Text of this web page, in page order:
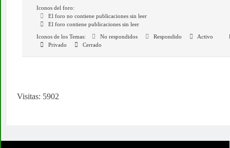
Iconos del foro:
El foro no contiene publicaciones sin leer
El foro contiene publicaciones sin leer
Iconos de los Temas:
No respondidos Respondido Activo
Privado
Cerrado
Visitas: 5902